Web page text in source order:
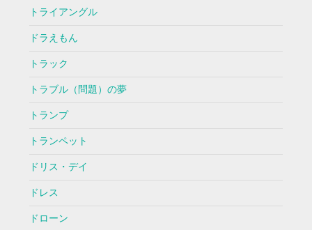
トライアングル
ドラえもん
トラック
トラブル（問題）の夢
トランプ
トランペット
ドリス・デイ
ドレス
ドローン